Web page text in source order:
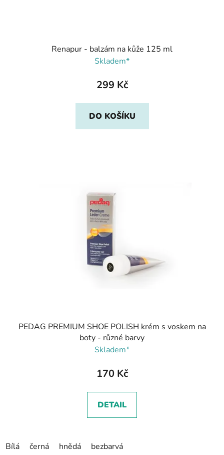
Renapur - balzám na kůže 125 ml
Skladem*
299 Kč
DO KOŠÍKU
PEDAG PREMIUM SHOE POLISH krém s voskem na
boty - různé barvy
Skladem*
170 Kč
DETAIL
Bílá černá hnědá bezbarvá